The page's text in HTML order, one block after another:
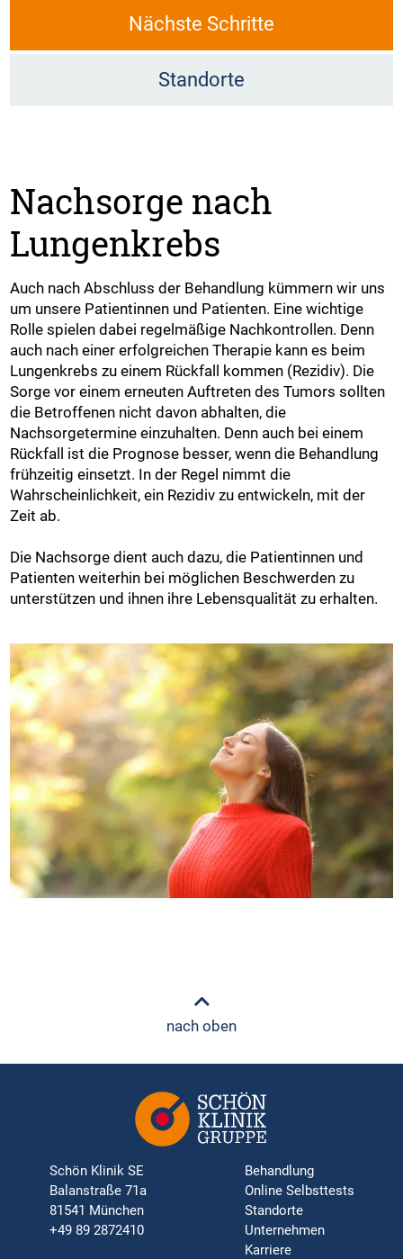
Nächste Schritte
Standorte
Nachsorge nach
Lungenkrebs
Auch nach Abschluss der Behandlung kümmern wir uns
um unsere Patientinnen und Patienten. Eine wichtige
Rolle spielen dabei regelmäßige Nachkontrollen. Denn
auch nach einer erfolgreichen Therapie kann es beim
Lungenkrebs zu einem Rückfall kommen (Rezidiv). Die
Sorge vor einem erneuten Auftreten des Tumors sollten
die Betroffenen nicht davon abhalten, die
Nachsorgetermine einzuhalten. Denn auch bei einem
Rückfall ist die Prognose besser, wenn die Behandlung
frühzeitig einsetzt. In der Regel nimmt die
Wahrscheinlichkeit, ein Rezidiv zu entwickeln, mit der
Zeit ab.
Die Nachsorge dient auch dazu, die Patientinnen und
Patienten weiterhin bei möglichen Beschwerden zu
unterstützen und ihnen ihre Lebensqualität zu erhalten.
nach oben
Schön Klinik SE
Balanstraße 71a
81541 München
+49 89 2872410
Behandlung
Online Selbsttests
Standorte
Unternehmen
Karriere